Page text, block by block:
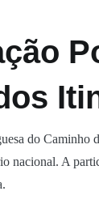
do Caminho
nacional. A